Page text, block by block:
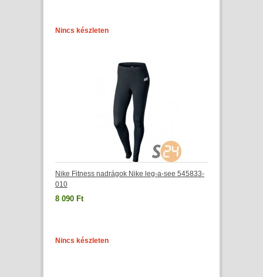
Nincs készleten
Nike Fitness nadrágok Nike leg-a-see 545833-
010
8 090 Ft
Nincs készleten